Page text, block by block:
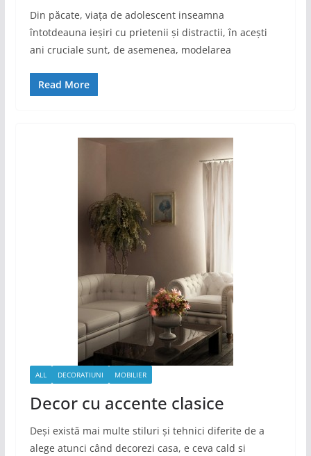
Din păcate, viața de adolescent inseamna
întotdeauna ieșiri cu prietenii și distractii, în acești
ani cruciale sunt, de asemenea, modelarea
Read More
ALL DECORATIUNI MOBILIER
Decor cu accente clasice
Deși există mai multe stiluri și tehnici diferite de a
alege atunci când decorezi casa, e ceva cald si